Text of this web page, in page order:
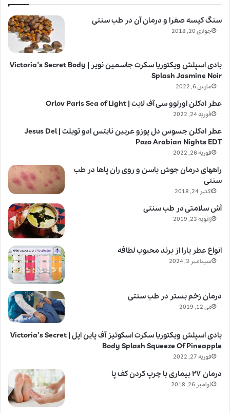
سنگ کیسه صفرا و درمان آن در طب سنتی
جولای 20, 2018
بادی اسپلش ویکتوریا سکرت جاسمین نویر | Victoria’s Secret Body
Splash Jasmine Noir
مارس 6, 2022
عطر ادکلن اورلوو سی آف لایت | Orlov Paris Sea of Light
فوریه 24, 2022
عطر ادکلن جسوس دل پوزو عربین نایتس ادو تویلت | Jesus Del
Pozo Arabian Nights EDT
فوریه 26, 2022
راههای درمان جوش باسن و روی ران پاها در طب
سنتی
اکتبر 24, 2018
آش سلامتی در طب سنتی
ژانویه 23, 2019
انواع عطر یارا از برند محبوب لطافه
سپتامبر 3, 2024
درمان زخم بستر در طب سنتی
می 12, 2019
بادی اسپلش ویکتوریا سکرت اسکوئیز آف پاین اپل | Victoria’s Secret
Body Splash Squeeze Of Pineapple
فوریه 27, 2022
درمان ۲۷ بیماری با چرپ کردن کف پا
نوامبر 26, 2018